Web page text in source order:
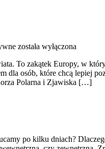
została wyłączona
To zakątek Europy, w
dla osób, które chcą lepiej
Polarna i Zjawiska […]
po kilku dniach?